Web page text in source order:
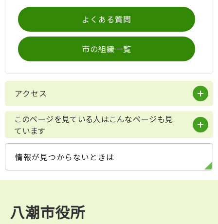
よくある質問
市の組織一覧
アクセス
このページを見ている人はこんなページも見
ています
情報が見つからないときは
八潮市役所